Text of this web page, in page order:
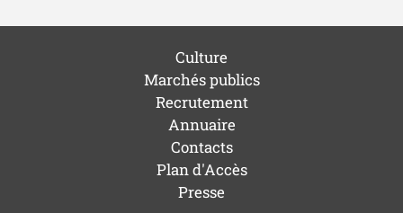
Culture
Marchés publics
Recrutement
Annuaire
Contacts
Plan d'Accès
Presse